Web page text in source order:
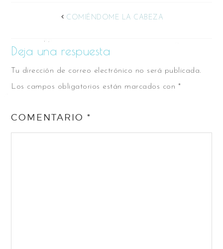
COMIÉNDOME LA CABEZA
Deja una respuesta
Tu dirección de correo electrónico no será publicada.
Los campos obligatorios están marcados con *
COMENTARIO*